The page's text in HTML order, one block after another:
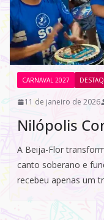
CARNAVAL 2027
11 de janeiro de 2026
Nilópolis
A Beija-Flor
canto soberano e
recebeu apenas um